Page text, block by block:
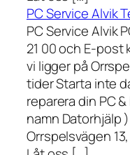
PC Service Alvik
PC Service Alvik
21 00 och E-
vi ligger på
tider Starta inte
reparera din PC
namn Datorhjälp
Orrspelsvägen